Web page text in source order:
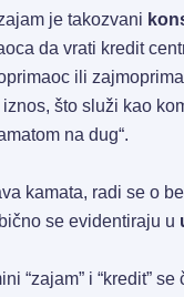
je takozvani
da vrati kredit
ili
što služi kao
na dug“.
kamata, radi se o
se evidentiraju u
“zajam” i “kredit” se